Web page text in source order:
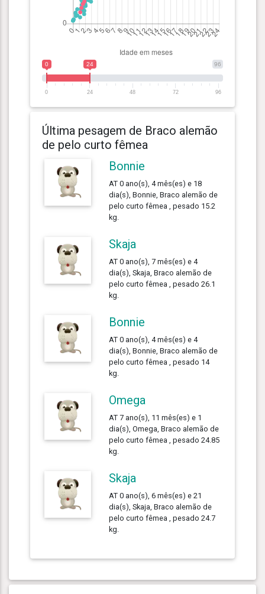
96
0 24
0 24 48 72 96
Última pesagem de Braco alemão
de pelo curto fêmea
Bonnie
AT 0 ano(s), 4 mês(es) e 18
dia(s), Bonnie, Braco alemão de
pelo curto fêmea , pesado 15.2
kg.
Skaja
AT 0 ano(s), 7 mês(es) e 4
dia(s), Skaja, Braco alemão de
pelo curto fêmea , pesado 26.1
kg.
Bonnie
AT 0 ano(s), 4 mês(es) e 4
dia(s), Bonnie, Braco alemão de
pelo curto fêmea , pesado 14
kg.
Omega
AT 7 ano(s), 11 mês(es) e 1
dia(s), Omega, Braco alemão de
pelo curto fêmea , pesado 24.85
kg.
Skaja
AT 0 ano(s), 6 mês(es) e 21
dia(s), Skaja, Braco alemão de
pelo curto fêmea , pesado 24.7
kg.